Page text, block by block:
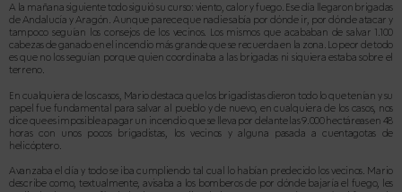
A la mañana siguiente todo siguió su curso: viento, calor y fuego. Ese día llegaron brigadas
de Andalucía y Aragón. Aunque parece que nadie sabía por dónde ir, por dónde atacar y
tampoco seguían los consejos de los vecinos. Los mismos que acababan de salvar 1.100
cabezas de ganado en el incendio más grande que se recuerda en la zona. Lo peor de todo
es que no los seguían porque quien coordinaba a las brigadas ni siquiera estaba sobre el
terreno.
En cualquiera de los casos, Mario destaca que los brigadistas dieron todo lo que tenían y su
papel fue fundamental para salvar al pueblo y de nuevo, en cualquiera de los casos, nos
dice que es imposible apagar un incendio que se lleva por delante las 9.000 hectáreas en 48
horas con unos pocos brigadistas, los vecinos y alguna pasada a cuentagotas de
helicóptero.
Avanzaba el día y todo se iba cumpliendo tal cual lo habían predecido los vecinos. Mario
describe como, textualmente, avisaba a los bomberos de por dónde bajaría el fuego, les